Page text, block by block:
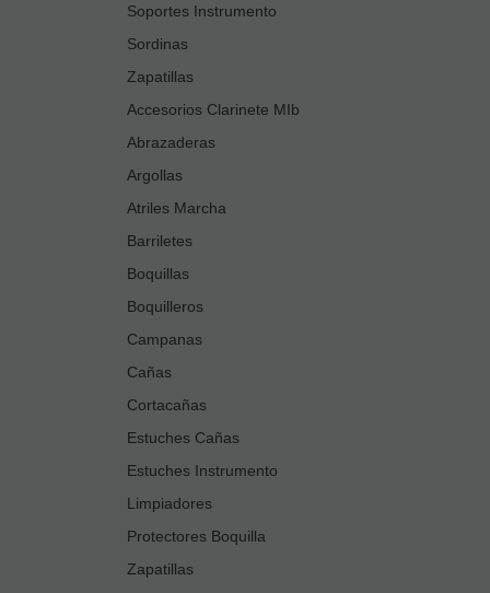
Soportes Instrumento
Sordinas
Zapatillas
Accesorios Clarinete MIb
Abrazaderas
Argollas
Atriles Marcha
Barriletes
Boquillas
Boquilleros
Campanas
Cañas
Cortacañas
Estuches Cañas
Estuches Instrumento
Limpiadores
Protectores Boquilla
Zapatillas